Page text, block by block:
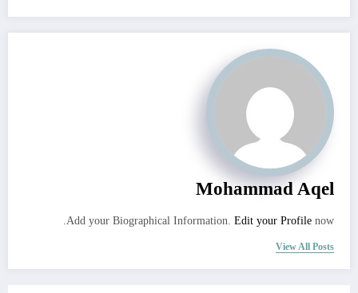
Mohammad Aqel
Add your Biographical Information. Edit your Profile now.
View All Posts